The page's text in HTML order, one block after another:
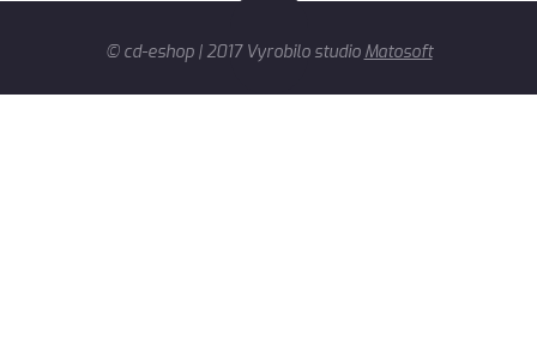
© cd-eshop | 2017 Vyrobilo studio Matosoft